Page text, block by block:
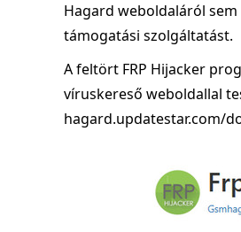
Hagard weboldaláról
támogatási szolgáltatást.
A feltört FRP Hijacker
víruskereső weboldallal
hagard.updatestar.com/